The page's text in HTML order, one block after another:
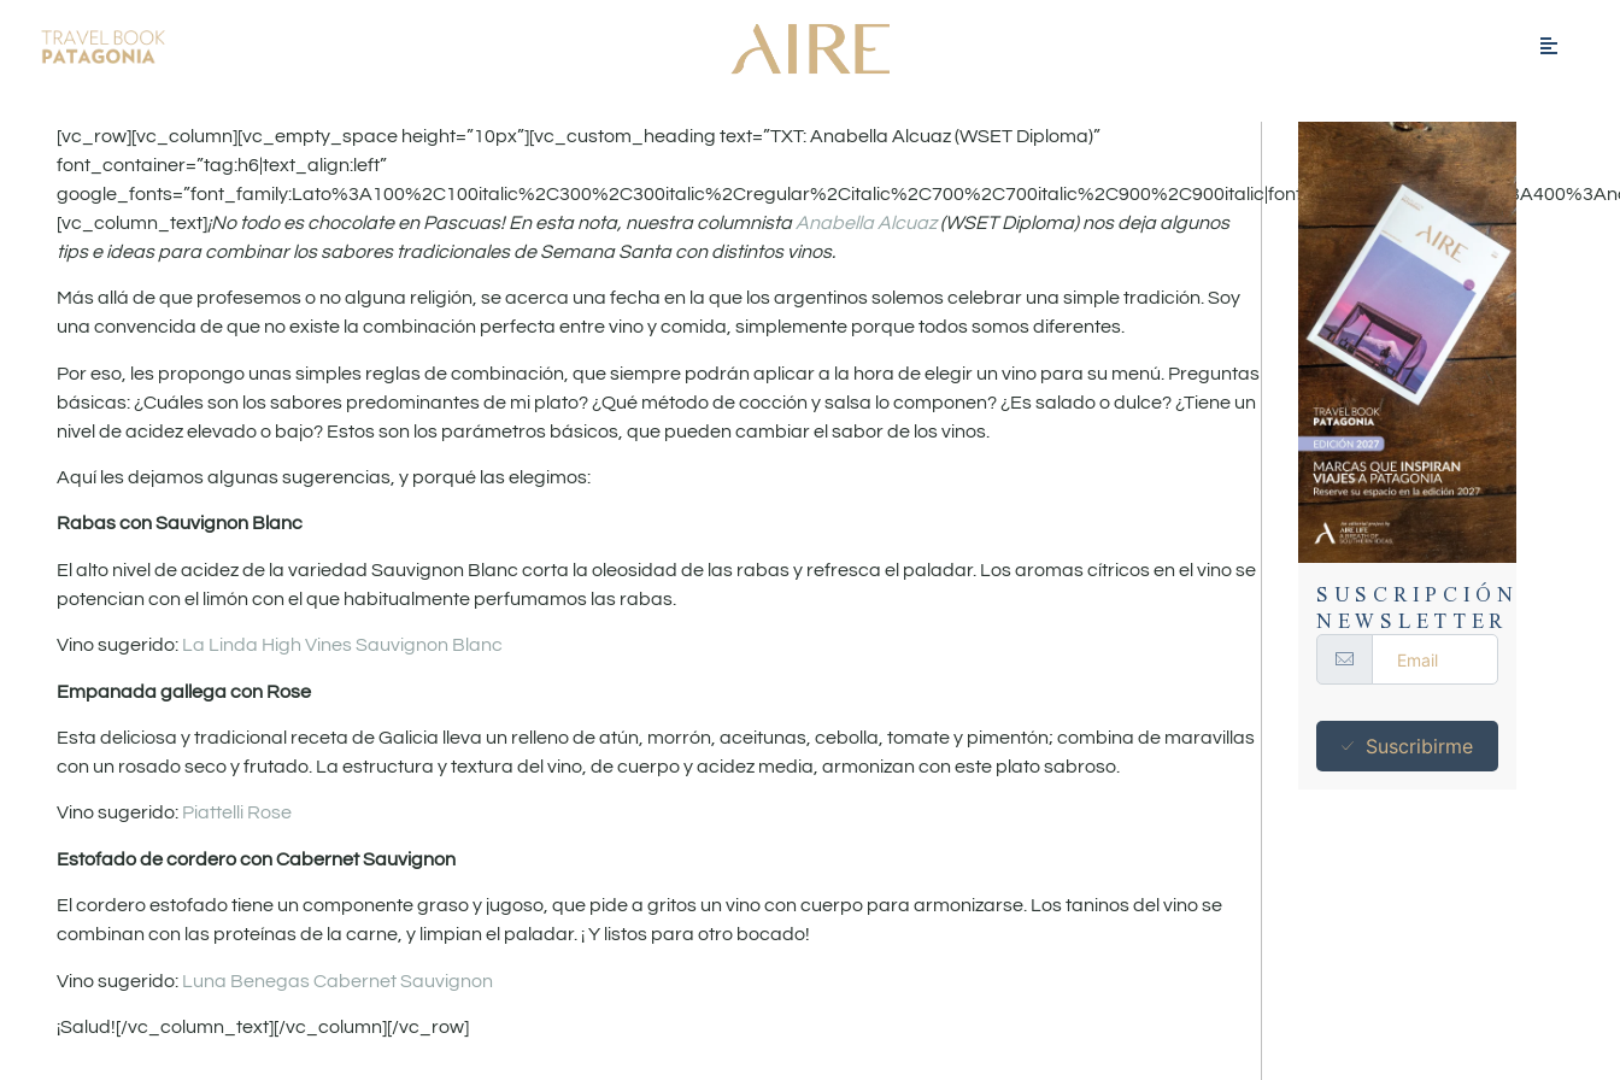
[vc_row][vc_column][vc_empty_space height=”10px”][vc_custom_heading text=”TXT: Anabella Alcuaz (WSET Diploma)”
font_container=”tag:h6|text_align:left”
[vc_column_text]¡No todo es chocolate en Pascuas! En esta nota, nuestra columnistaAnabella Alcuaz(WSET Diploma) nos deja algunos
tips e ideas para combinar los sabores tradicionales de Semana Santa con distintos vinos.
Más allá de que profesemos o no alguna religión, se acerca una fecha en la que los argentinos solemos celebrar una simple tradición. Soy
una convencida de que no existe la combinación perfecta entre vino y comida, simplemente porque todos somos diferentes.
Por eso, les propongo unas simples reglas de combinación, que siempre podrán aplicar a la hora de elegir un vino para su menú. Preguntas
básicas: ¿Cuáles son los sabores predominantes de mi plato? ¿Qué método de cocción y salsa lo componen? ¿Es salado o dulce? ¿Tiene un
nivel de acidez elevado o bajo? Estos son los parámetros básicos, que pueden cambiar el sabor de los vinos.
Aquí les dejamos algunas sugerencias, y porqué las elegimos:
Rabas con Sauvignon Blanc
El alto nivel de acidez de la variedad Sauvignon Blanc corta la oleosidad de las rabas y refresca el paladar. Los aromas cítricos en el vino se
potencian con el limón con el que habitualmente perfumamos las rabas.
Vino sugerido: La Linda High Vines Sauvignon Blanc
Empanada gallega con Rose
Esta deliciosa y tradicional receta de Galicia lleva un relleno de atún, morrón, aceitunas, cebolla, tomate y pimentón; combina de maravillas
con un rosado seco y frutado. La estructura y textura del vino, de cuerpo y acidez media, armonizan con este plato sabroso.
Vino sugerido: Piattelli Rose
Estofado de cordero con Cabernet Sauvignon
El cordero estofado tiene un componente graso y jugoso, que pide a gritos un vino con cuerpo para armonizarse. Los taninos del vino se
combinan con las proteínas de la carne, y limpian el paladar. ¡ Y listos para otro bocado!
Vino sugerido: Luna Benegas Cabernet Sauvignon
¡Salud![/vc_column_text][/vc_column][/vc_row]
SUSCRIPCIÓN
NEWSLETTER
Suscribirme